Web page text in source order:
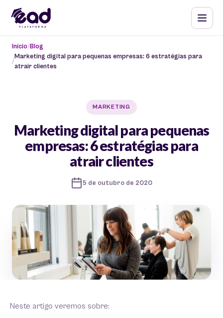
Início Blog
Marketing digital para pequenas empresas: 6 estratégias para
atrair clientes
MARKETING
Marketing digital para pequenas
empresas: 6 estratégias para
atrair clientes
5 de outubro de 2020
Neste artigo veremos sobre: